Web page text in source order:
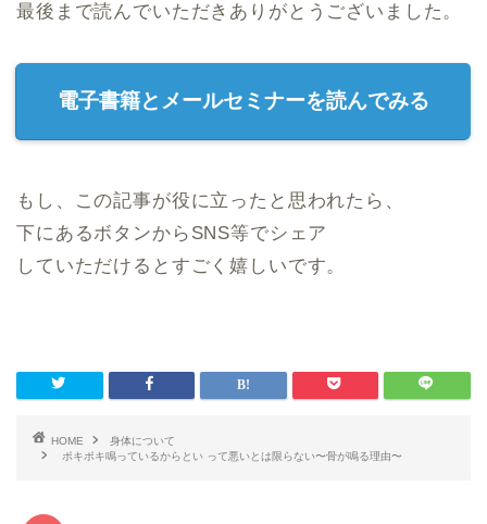
最後まで読んでいただきありがとうございました。
電子書籍とメールセミナーを読んでみる
もし、この記事が役に立ったと思われたら、
下にあるボタンからSNS等でシェア
していただけるとすごく嬉しいです。
HOME
身体について
ポキポキ鳴っているからとい って悪いとは限らない〜骨が鳴る理由〜